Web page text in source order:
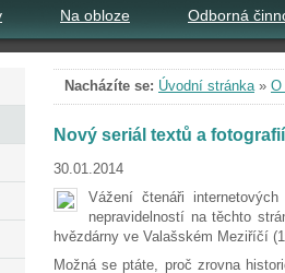
Na obloze Odborná
Nacházíte se: Úvodní stránka» O
Nový seriál textů a
30.01.2014
Vážení čtenáři
nepravidelností na těchto
hvězdárny ve Valašském Meziříčí
Možná se ptáte, proč zrovna